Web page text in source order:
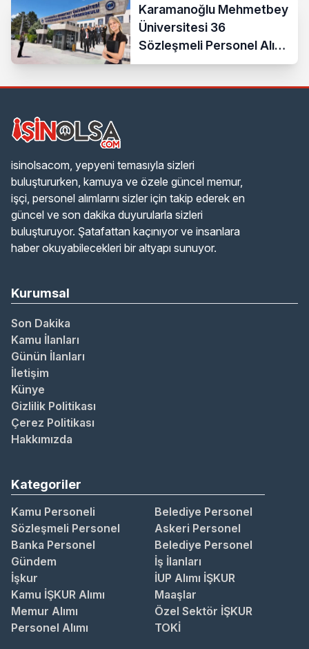
Karamanoğlu Mehmetbey
Üniversitesi 36
Sözleşmeli Personel Alımı
Yapacak
isinolsacom, yepyeni temasıyla sizleri
buluştururken, kamuya ve özele güncel memur,
işçi, personel alımlarını sizler için takip ederek en
güncel ve son dakika duyurularla sizleri
buluşturuyor. Şatafattan kaçınıyor ve insanlara
haber okuyabilecekleri bir altyapı sunuyor.
Kurumsal
Son Dakika
Kamu İlanları
Günün İlanları
İletişim
Künye
Gizlilik Politikası
Çerez Politikası
Hakkımızda
Kategoriler
Kamu Personeli
Belediye Personel
Sözleşmeli Personel
Askeri Personel
Banka Personel
Belediye Personel
Gündem
İş İlanları
İşkur
İUP Alımı İŞKUR
Kamu İŞKUR Alımı
Maaşlar
Memur Alımı
Özel Sektör İŞKUR
Personel Alımı
TOKİ